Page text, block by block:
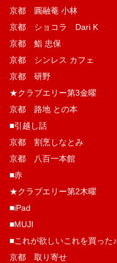
京都 圓融菴 小林
京都 ショコラ Dari K
京都 鮨 忠保
京都 シンレス カフェ
京都 研野
★クラブエリー第3金曜
京都 路地 との本
■引越し話
京都 割烹しなとみ
京都 八百一本館
■赤
★クラブエリー第2木曜
■iPad
■MUJI
■これが欲しいこれを買った♪
京都 取り寄せ